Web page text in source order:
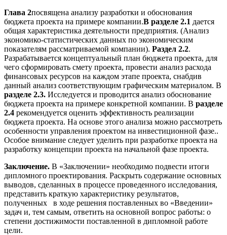
Глава 2посвящена анализу разработки и обоснования
бюджета проекта на примере компании.В разделе 2.1 дается
общая характеристика деятельности предприятия. (Анализ
экономико-статистических данных по экономическим
показателям рассматриваемой компании). Раздел 2.2.
Разрабатывается концептуальный план бюджета проекта, для
чего сформировать смету проекта, провести анализ расхода
финансовых ресурсов на каждом этапе проекта, снабдив
данный анализ соответствующим графическим материалом. В
разделе 2.3. Исследуется и проводится анализ обоснование
бюджета проекта на примере конкретной компании. В разделе
2.4 рекомендуется оценить эффективность реализации
бюджета проекта. На основе этого анализа можно рассмотреть
особенности управления проектом на инвестиционной фазе..
Особое внимание следует уделить при разработке проекта на
разработку концепции проекта на начальной фазе проекта.
Заключение. В «Заключении» необходимо подвести итоги
дипломного проектирования. Раскрыть содержание основных
выводов, сделанных в процессе проведенного исследования,
представить краткую характеристику результатов,
полученных в ходе решения поставленных во «Введении»
задач и, тем самым, ответить на основной вопрос работы: о
степени достижимости поставленной в дипломной работе
цели.